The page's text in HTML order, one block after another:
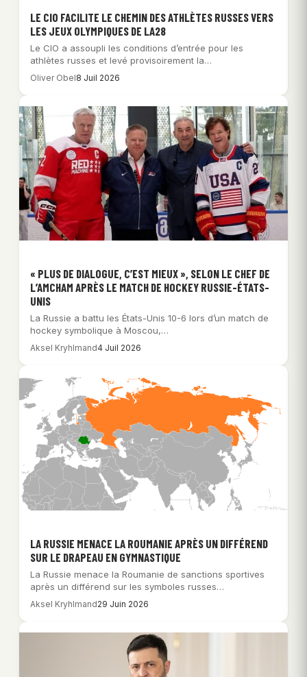
LE CIO FACILITE LE CHEMIN DES ATHLÈTES RUSSES VERS
LES JEUX OLYMPIQUES DE LA28
Le CIO a assoupli les conditions d’entrée pour les
athlètes russes et levé provisoirement la…
Oliver Obel8 Juil 2026
« PLUS DE DIALOGUE, C’EST MIEUX », SELON LE CHEF DE
L’AMCHAM APRÈS LE MATCH DE HOCKEY RUSSIE-ÉTATS-
UNIS
La Russie a battu les États-Unis 10-6 lors d’un match de
hockey symbolique à Moscou,…
Aksel Kryhlmand4 Juil 2026
LA RUSSIE MENACE LA ROUMANIE APRÈS UN DIFFÉREND
SUR LE DRAPEAU EN GYMNASTIQUE
La Russie menace la Roumanie de sanctions sportives
après un différend sur les symboles russes…
Aksel Kryhlmand29 Juin 2026